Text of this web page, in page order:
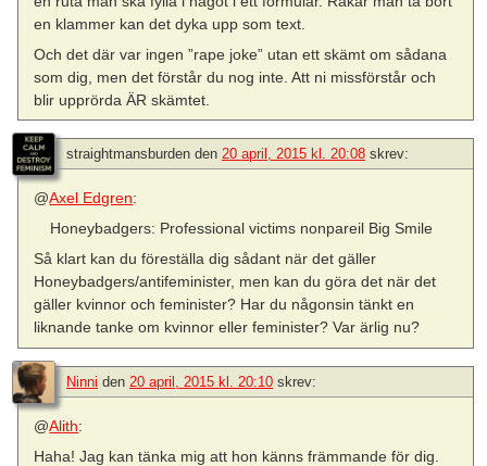
en klammer kan det dyka upp som text.
Och det där var ingen ”rape joke” utan ett skämt om sådana
som dig, men det förstår du nog inte. Att ni missförstår och
blir upprörda ÄR skämtet.
straightmansburden den 20 april, 2015 kl. 20:08 skrev:
@Axel Edgren:
Honeybadgers: Professional victims nonpareil Big Smile
Så klart kan du föreställa dig sådant när det gäller
Honeybadgers/antifeminister, men kan du göra det när det
gäller kvinnor och feminister? Har du någonsin tänkt en
liknande tanke om kvinnor eller feminister? Var ärlig nu?
Ninni den 20 april, 2015 kl. 20:10 skrev:
@Alith:
Haha! Jag kan tänka mig att hon känns främmande för dig.